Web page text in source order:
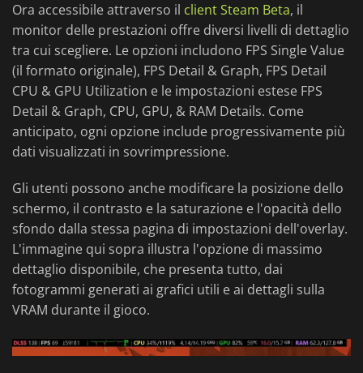
Ora accessibile attraverso il client Steam Beta, il
monitor delle prestazioni offre diversi livelli di dettaglio
tra cui scegliere. Le opzioni includono FPS Single Value
(il formato originale), FPS Detail & Graph, FPS Detail
CPU & GPU Utilization e le impostazioni estese FPS
Detail & Graph, CPU, GPU, & RAM Details. Come
anticipato, ogni opzione include progressivamente più
dati visualizzati in sovrimpressione.
Gli utenti possono anche modificare la posizione dello
schermo, il contrasto e la saturazione e l'opacità dello
sfondo dalla stessa pagina di impostazioni dell'overlay.
L'immagine qui sopra illustra l'opzione di massimo
dettaglio disponibile, che presenta tutto, dai
fotogrammi generati ai grafici utili e ai dettagli sulla
VRAM durante il gioco.